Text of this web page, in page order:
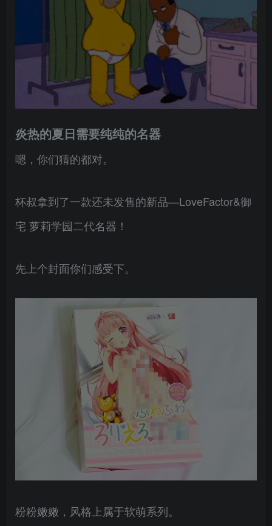
炎热的夏日需要纯纯的名器
嗯，你们猜的都对。
杯叔拿到了一款还未发售的新品—LoveFactor&御
宅 萝莉学园二代名器！
先上个封面你们感受下。
粉粉嫩嫩，风格上属于软萌系列。